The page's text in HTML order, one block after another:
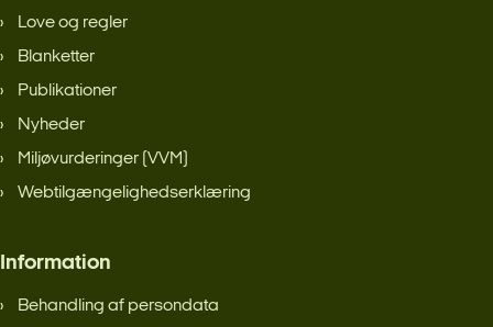
Love og regler
Blanketter
Publikationer
Nyheder
Miljøvurderinger (VVM)
Webtilgængelighedserklæring
Information
Behandling af persondata